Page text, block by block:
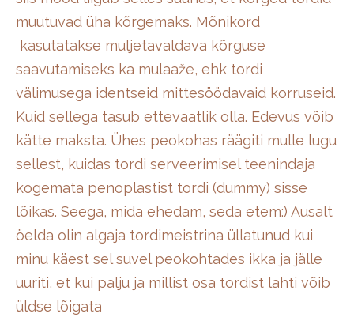
muutuvad üha kõrgemaks. Mõnikord
kasutatakse muljetavaldava kõrguse
saavutamiseks ka mulaaže, ehk tordi
välimusega identseid mittesöödavaid korruseid.
Kuid sellega tasub ettevaatlik olla. Edevus võib
kätte maksta. Ühes peokohas räägiti mulle lugu
sellest, kuidas tordi serveerimisel teenindaja
kogemata penoplastist tordi (dummy) sisse
lõikas. Seega, mida ehedam, seda etem:) Ausalt
öelda olin algaja tordimeistrina üllatunud kui
minu käest sel suvel peokohtades ikka ja jälle
uuriti, et kui palju ja millist osa tordist lahti võib
üldse lõigata